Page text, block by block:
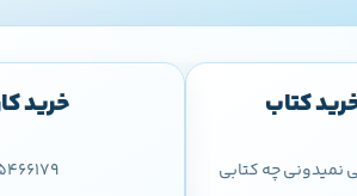
کتاب
نمیدونی چه کتابی
خرید